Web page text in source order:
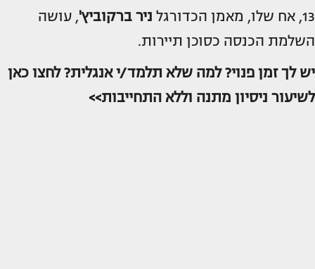
13, אח שלו, מאמן הכדורגל
ניר ברקוביץ', עושה
השלמת הכנסה כסוכן תיירות.
יש לך זמן פנוי? למה שלא תלמד/י אנגלית? לחצו כאן
לשיעור ניסיון מתנה וללא התחייבות>>